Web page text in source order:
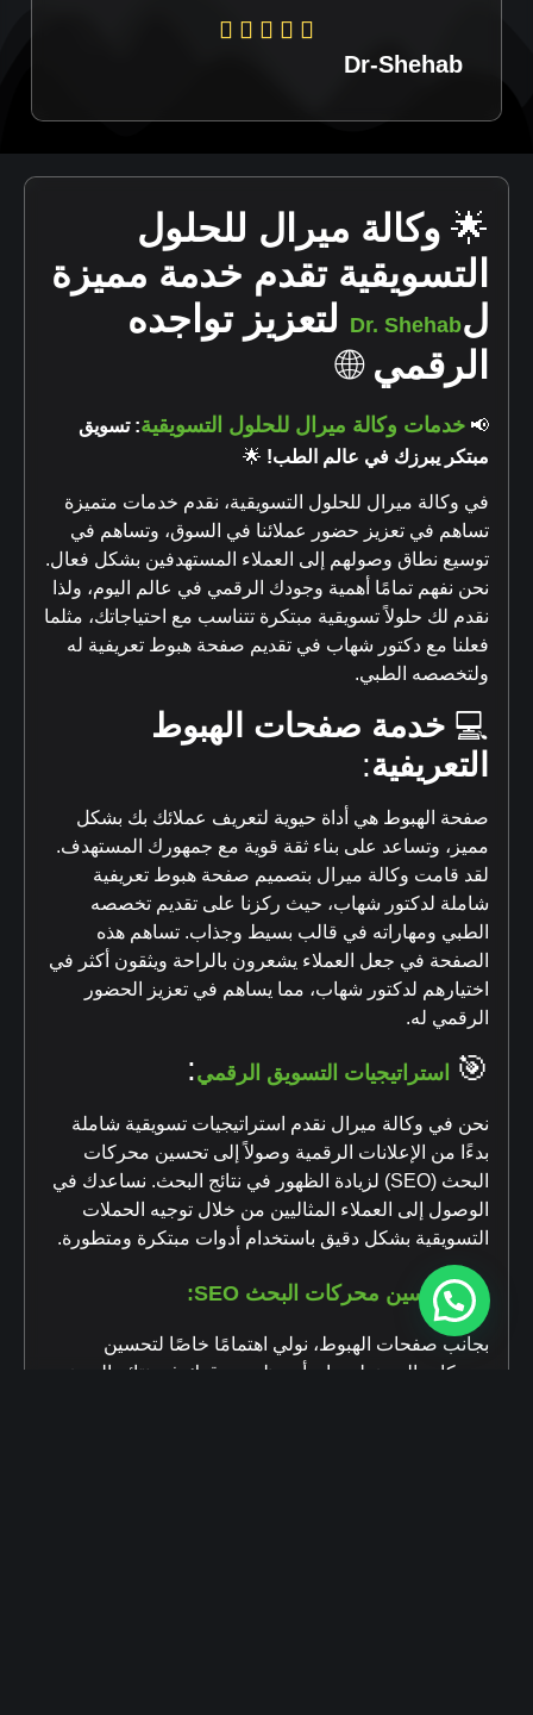
Dr-Shehab
🌟 وكالة ميرال للحلول
التسويقية تقدم خدمة مميزة
ل Dr. Shehabلتعزيز تواجده
الرقمي 🌐
📢خدمات وكالة ميرال للحلول التسويقية: تسويق
مبتكر يبرزك في عالم الطب!🌟
في وكالة ميرال للحلول التسويقية، نقدم خدمات متميزة
تساهم في تعزيز حضور عملائنا في السوق، وتساهم في
توسيع نطاق وصولهم إلى العملاء المستهدفين بشكل فعال.
نحن نفهم تمامًا أهمية وجودك الرقمي في عالم اليوم، ولذا
نقدم لك حلولاً تسويقية مبتكرة تتناسب مع احتياجاتك، مثلما
فعلنا مع دكتور شهاب في تقديم صفحة هبوط تعريفية له
ولتخصصه الطبي.
💻 خدمة صفحات الهبوط
التعريفية:
صفحة الهبوط هي أداة حيوية لتعريف عملائك بك بشكل
مميز، وتساعد على بناء ثقة قوية مع جمهورك المستهدف.
لقد قامت وكالة ميرال بتصميم صفحة هبوط تعريفية
شاملة لدكتور شهاب، حيث ركزنا على تقديم تخصصه
الطبي ومهاراته في قالب بسيط وجذاب. تساهم هذه
الصفحة في جعل العملاء يشعرون بالراحة ويثقون أكثر في
اختيارهم لدكتور شهاب، مما يساهم في تعزيز الحضور
الرقمي له.
🎯 استراتيجيات التسويق الرقمي :
نحن في وكالة ميرال نقدم استراتيجيات تسويقية شاملة
بدءًا من الإعلانات الرقمية وصولاً إلى تحسين محركات
البحث (SEO) لزيادة الظهور في نتائج البحث. نساعدك في
الوصول إلى العملاء المثاليين من خلال توجيه الحملات
التسويقية بشكل دقيق باستخدام أدوات مبتكرة ومتطورة.
🔍 تحسين محركات البحث SEO :
بجانب صفحات الهبوط، نولي اهتمامًا خاصًا لتحسين
محركات البحث لضمان أن يظهر موقعك في نتائج البحث